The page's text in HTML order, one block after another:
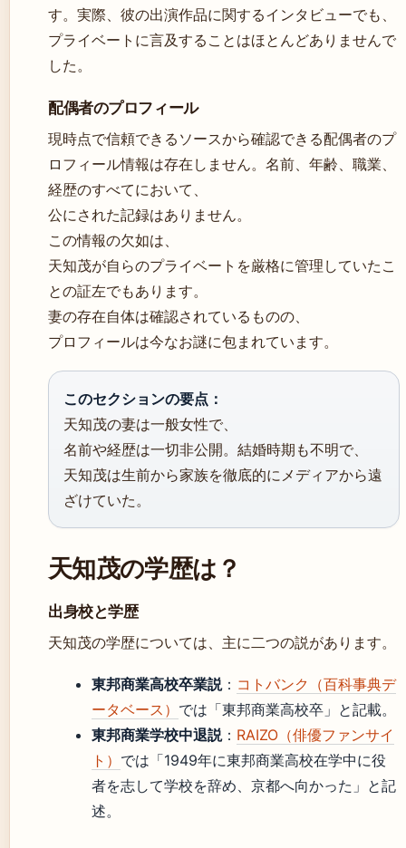
す。実際、彼の出演作品に関するインタビューでも、
プライベートに言及することはほとんどありませんで
した。
配偶者のプロフィール
現時点で信頼できるソースから確認できる配偶者のプ
ロフィール情報は存在しません。名前、年齢、職業、
経歴のすべてにおいて、
公にされた記録はありません。
この情報の欠如は、
天知茂が自らのプライベートを厳格に管理していたこ
との証左でもあります。
妻の存在自体は確認されているものの、
プロフィールは今なお謎に包まれています。
このセクションの要点：
天知茂の妻は一般女性で、
名前や経歴は一切非公開。結婚時期も不明で、
天知茂は生前から家族を徹底的にメディアから遠
ざけていた。
天知茂の学歴は？
出身校と学歴
天知茂の学歴については、主に二つの説があります。
東邦商業高校卒業説： コトバンク（百科事典デ
ータベース） では「東邦商業高校卒」と記載。
東邦商業学校中退説： RAIZO（俳優ファンサイ
ト） では「1949年に東邦商業高校在学中に役
者を志して学校を辞め、京都へ向かった」と記
述。